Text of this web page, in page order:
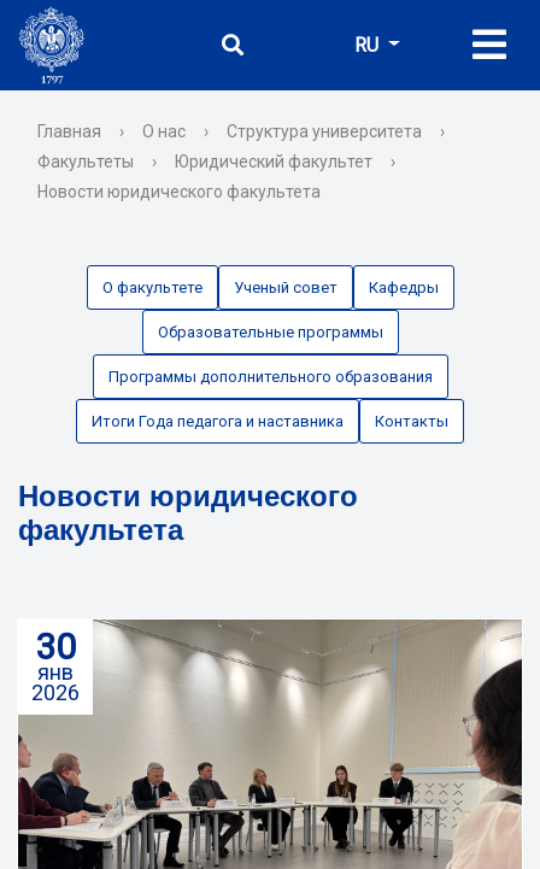
RU
Главная › О нас › Структура университета
›
Факультеты
› Юридический факультет
›
Новости юридического факультета
О факультете Ученый совет Кафедры
Образовательные программы
Программы дополнительного образования
Итоги Года педагога и наставника Контакты
Новости юридического
факультета
30
янв
2026